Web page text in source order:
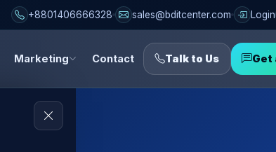
+8801406666328 sales@bditcenter.com Login
Marketing Contact Talk to Us Get